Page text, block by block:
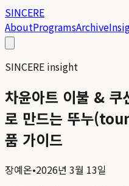
SINCERE
AboutProgramsArchive
SINCERE insight
차윤아트 이불 & 쿠
로 만드는 뚜누
품 가이드
장예온•2026년 3월 13일